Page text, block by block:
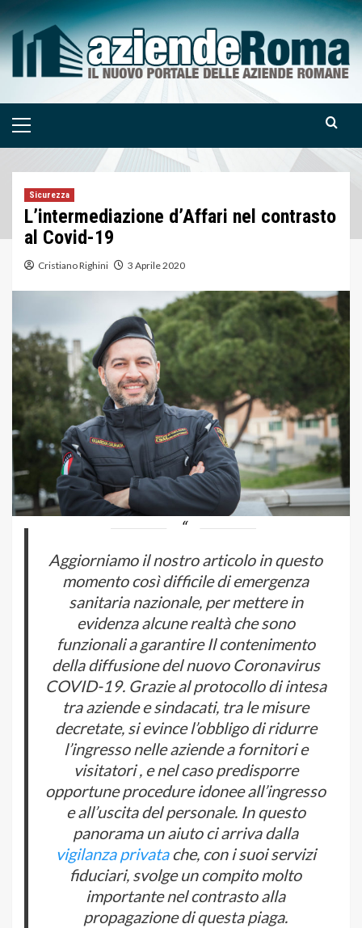
to
content
Primary
Sicurezza
L’intermediazione d’Affari nel contrasto
al Covid-19
Cristiano Righini 3 Aprile 2020
Aggiorniamo il nostro articolo in questo
momento così difficile di emergenza
sanitaria nazionale, per mettere in
evidenza alcune realtà che sono
funzionali a garantire Il contenimento
della diffusione del nuovo Coronavirus
COVID-19. Grazie al protocollo di intesa
tra aziende e sindacati, tra le misure
decretate, si evince l’obbligo di ridurre
l’ingresso nelle aziende a fornitori e
visitatori , e nel caso predisporre
opportune procedure idonee all’ingresso
e all’uscita del personale. In questo
panorama un aiuto ci arriva dalla
vigilanza privatache, con i suoi servizi
fiduciari, svolge un compito molto
importante nel contrasto alla
propagazione di questa piaga.